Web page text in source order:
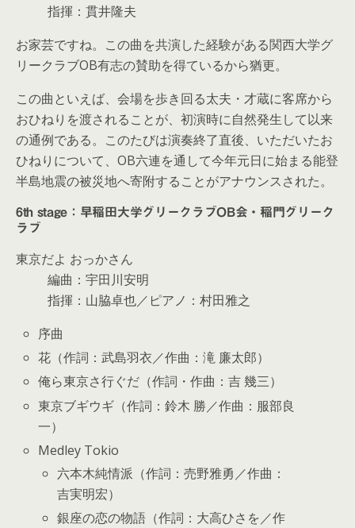
指揮：貫井隆夫
お家芸ですね。この曲を共演した経験がある関西大学グ
リークラブOB有志の賛助を得ているから猶更。
この曲といえば、会場を歩き回る太夫・才蔵に客席から
おひねりを渡されることが、初演時に自然発生して以来
の通例である。このたびは演奏終了直後、いただいたお
ひねりについて、OB六連を通して今年元日に始まる能登
半島地震の被災地へ寄附することがアナウンスされた。
6th stage：早稲田大学グリークラブOB会・稲門グリーク
ラブ
東京だよ おっかさん
編曲：宇田川安明
指揮：山脇卓也／ピアノ：村田雅之
序曲
花（作詞：武島羽衣／作曲：滝 廉太郎）
俺ら東京さ行ぐだ（作詞・作曲：吉 幾三）
東京ブギウギ（作詞：鈴木 勝／作曲：服部良
一）
Medley Tokio
六本木純情派（作詞：売野雅勇／作曲：
吉実明宏）
銀座の恋の物語（作詞：大高ひさを／作